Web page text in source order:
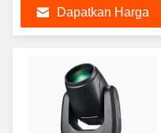
Dapatkan Harga